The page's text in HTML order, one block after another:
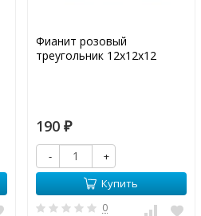
Фианит розовый
треугольник 12х12х12
190 ₽
-
+
Купить
0